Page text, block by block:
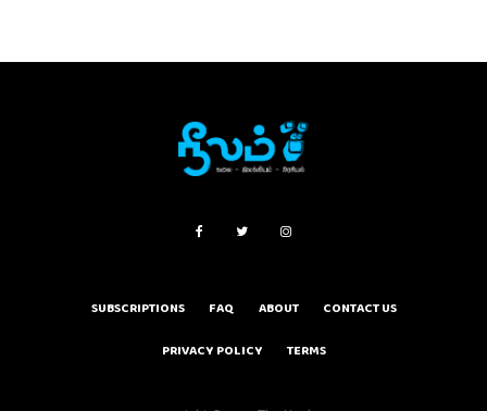
SUBSCRIPTIONS FAQ ABOUT CONTACT US
PRIVACY POLICY TERMS